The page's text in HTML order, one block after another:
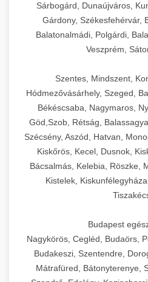
Sárbogárd, Dunaújváros,
Gárdony, Székesfehérvár,
Balatonalmádi, Polgárdi,
Veszprém,
Szentes, Mindszent,
Hódmezővásárhely, Szeged,
Békéscsaba, Nagymaros,
Göd,Szob, Rétság,
Szécsény, Aszód, Hatvan,
Kiskőrös, Kecel, Dusnok,
Bácsalmás, Kelebia, Röszke,
Kistelek,
Budapest
Nagykörös, Cegléd, Budaörs,
Budakeszi, Szentendre,
Mátrafüred, Bátonyterenye,